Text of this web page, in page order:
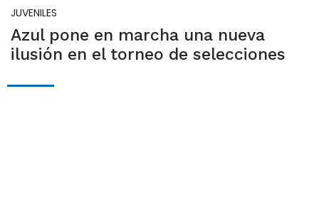
JUVENILES
Azul pone en marcha una nueva
ilusión en el torneo de selecciones